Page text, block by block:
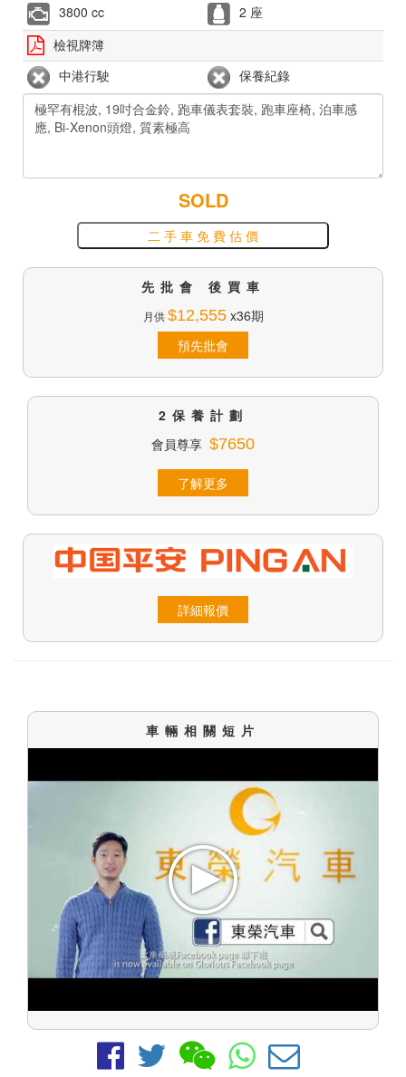
3800 cc
2 座
檢視牌簿
中港行駛
保養紀錄
SOLD
二 手 車 免 費 估 價
先批會 後買車
月供$12,555x36期
預先批會
2保養計劃
會員尊享 $7650
了解更多
詳細報價
車輛相關短片